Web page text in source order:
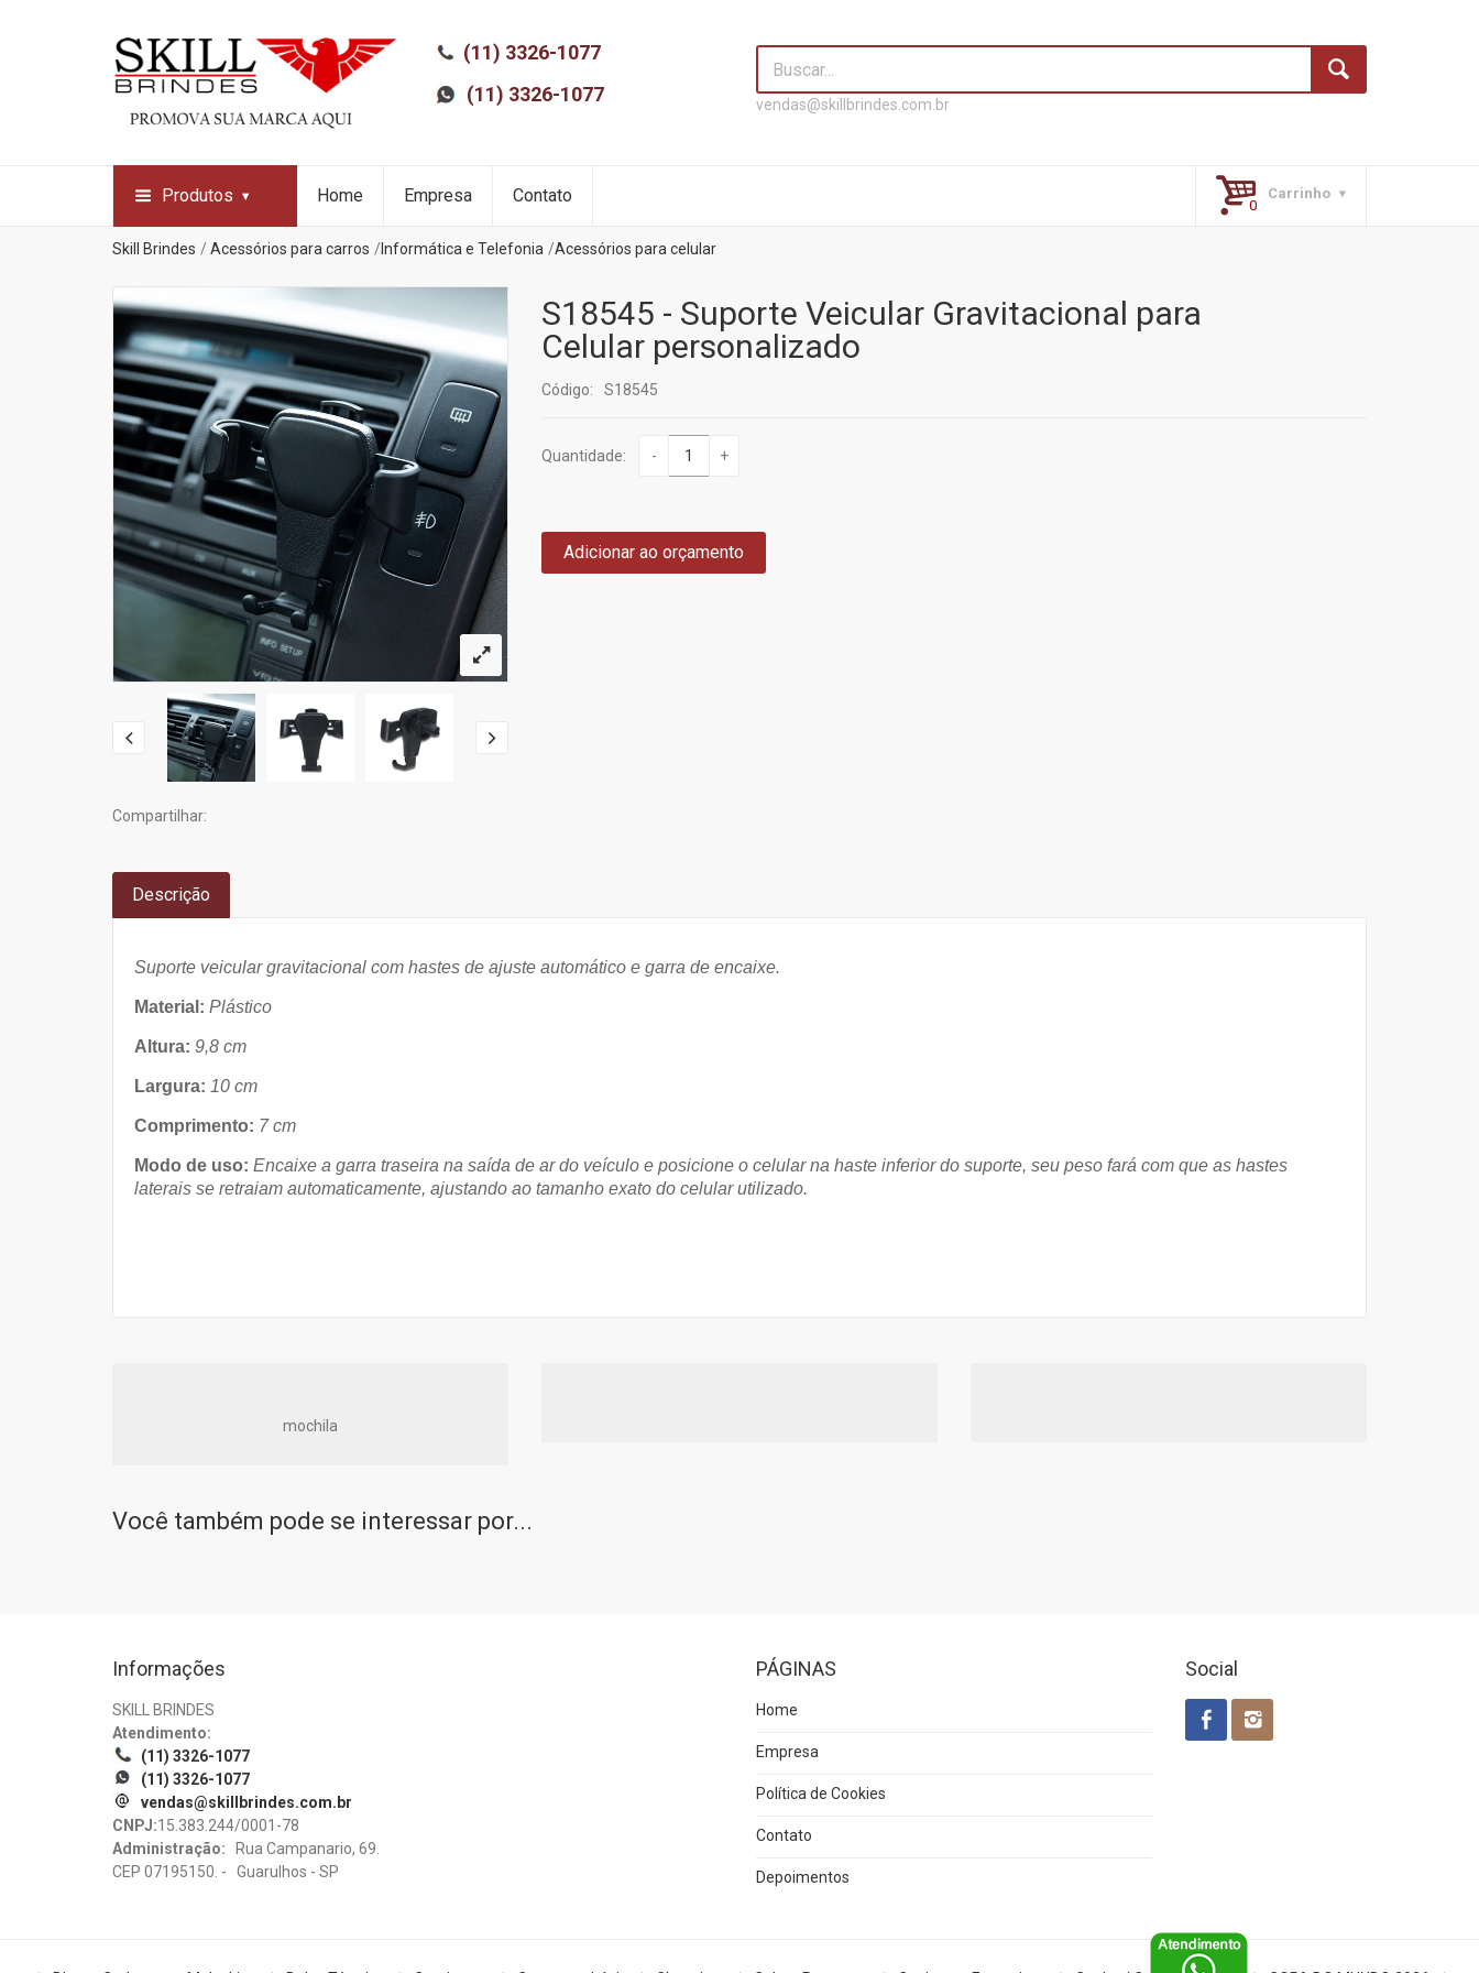
(11) 3326-1077
(11) 3326-1077
vendas@skillbrindes.com.br
Produtos Home Empresa Contato Carrinho
Skill Brindes Acessórios para carros Informática e Telefonia Acessórios para celular
Compartilhar:
S18545 - Suporte Veicular Gravitacional para
Celular personalizado
Código: S18545
Quantidade: - +
Adicionar ao orçamento
Descrição
Suporte veicular gravitacional com hastes de ajuste automático e garra de encaixe.
Material: Plástico
Altura: 9,8 cm
Largura: 10 cm
Comprimento: 7 cm
Modo de uso: Encaixe a garra traseira na saída de ar do veículo e posicione o celular na haste inferior do suporte, seu peso fará com que as hastes
laterais se retraiam automaticamente, ajustando ao tamanho exato do celular utilizado.
mochila
Você também pode se interessar por...
Informações
SKILL BRINDES
Atendimento:
(11) 3326-1077
(11) 3326-1077
vendas@skillbrindes.com.br
CNPJ:15.383.244/0001-78
Administração: Rua Campanario, 69.
CEP 07195150. - Guarulhos - SP
PÁGINAS
Home
Empresa
Política de Cookies
Contato
Depoimentos
Social